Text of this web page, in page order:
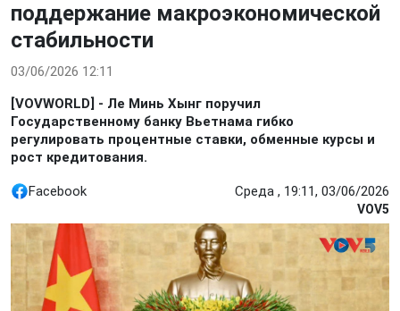
поддержание макроэкономической
стабильности
03/06/2026 12:11
[VOVWORLD] - Ле Минь Хынг поручил
Государственному банку Вьетнама гибко
регулировать процентные ставки, обменные курсы и
рост кредитования.
Facebook Среда , 19:11, 03/06/2026
VOV5